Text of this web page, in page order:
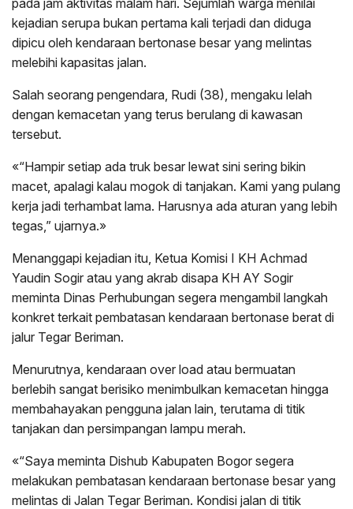
kejadian serupa bukan pertama kali terjadi dan diduga
dipicu oleh kendaraan bertonase besar yang melintas
melebihi kapasitas jalan.
Salah seorang pengendara, Rudi (38), mengaku lelah
dengan kemacetan yang terus berulang di kawasan
tersebut.
«“Hampir setiap ada truk besar lewat sini sering bikin
macet, apalagi kalau mogok di tanjakan. Kami yang pulang
kerja jadi terhambat lama. Harusnya ada aturan yang lebih
tegas,” ujarnya.»
Menanggapi kejadian itu, Ketua Komisi I KH Achmad
Yaudin Sogir atau yang akrab disapa KH AY Sogir
meminta Dinas Perhubungan segera mengambil langkah
konkret terkait pembatasan kendaraan bertonase berat di
jalur Tegar Beriman.
Menurutnya, kendaraan over load atau bermuatan
berlebih sangat berisiko menimbulkan kemacetan hingga
membahayakan pengguna jalan lain, terutama di titik
tanjakan dan persimpangan lampu merah.
«“Saya meminta Dishub Kabupaten Bogor segera
melakukan pembatasan kendaraan bertonase besar yang
melintas di Jalan Tegar Beriman. Kondisi jalan di titik